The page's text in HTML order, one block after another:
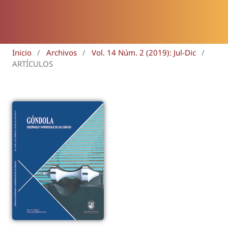
Inicio / Archivos / Vol. 14 Núm. 2 (2019): Jul-Dic /
ARTÍCULOS